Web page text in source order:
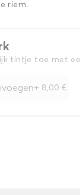
riem.
tintje toe met
+ 8,00 €